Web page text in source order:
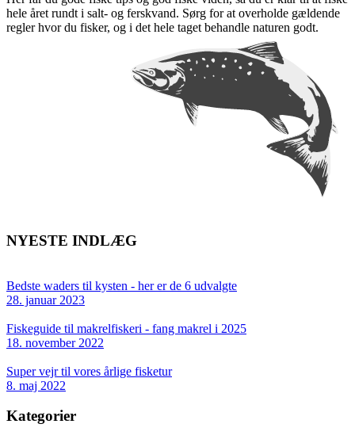
hele året rundt i salt- og ferskvand. Sørg for at overholde gældende
regler hvor du fisker, og i det hele taget behandle naturen godt.
NYESTE INDLÆG
Bedste waders til kysten - her er de 6 udvalgte
28. januar 2023
Fiskeguide til makrelfiskeri - fang makrel i 2025
18. november 2022
Super vejr til vores årlige fisketur
8. maj 2022
Kategorier